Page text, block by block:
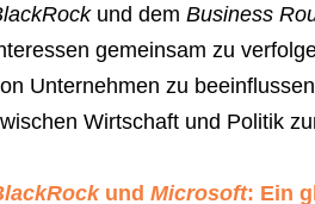
und dem Business
gemeinsam zu
Unternehmen zu
Wirtschaft und Politik
und Microsoft: Ein